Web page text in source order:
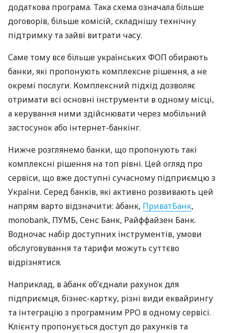
додаткова програма. Така схема означала більше
договорів, більше комісій, складнішу технічну
підтримку та зайві витрати часу.
Саме тому все більше українських ФОП обирають
банки, які пропонують комплексне рішення, а не
окремі послуги. Комплексний підхід дозволяє
отримати всі основні інструменти в одному місці,
а керування ними здійснювати через мобільний
застосунок або інтернет-банкінг.
Нижче розглянемо банки, що пропонують такі
комплексні рішення на топ рівні. Цей огляд про
сервіси, що вже доступні сучасному підприємцю з
України. Серед банків, які активно розвивають цей
напрям варто відзначити: àбанк, ПриватБанк,
monobank, ПУМБ, Сенс Банк, Райффайзен Банк.
Водночас набір доступних інструментів, умови
обслуговування та тарифи можуть суттєво
відрізнятися.
Наприклад, в àбанк об’єднали рахунок для
підприємця, бізнес-картку, різні види еквайрингу
та інтеграцію з програмним РРО в одному сервісі.
Клієнту пропонується доступ до рахунків та